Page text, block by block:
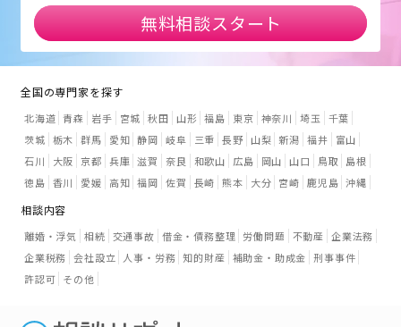
無料相談スタート
全国の専門家を探す
北海道 青森 岩手 宮城 秋田 山形 福島 東京 神奈川 埼玉
千葉
茨城 栃木 群馬 愛知 静岡 岐阜 三重 長野 山梨 新潟 福井
富山
石川
大阪 京都 兵庫 滋賀 奈良 和歌山 広島 岡山 山口 鳥取
島根
徳島 香川 愛媛 高知 福岡 佐賀 長崎 熊本 大分 宮崎 鹿児島 沖縄
相談内容
離婚・浮気 相続 交通事故 借金・債務整理 労働問題 不動産 企業法務
企業税務 会社設立 人事・労務 知的財産 補助金・助成金 刑事事件
許認可 その他